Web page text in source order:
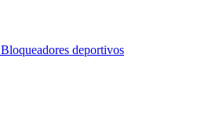
Bloqueadores deportivos